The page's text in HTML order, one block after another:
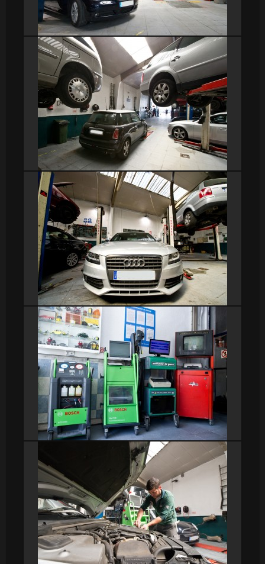
DSC_9201
DSC_9203
DSC_9204